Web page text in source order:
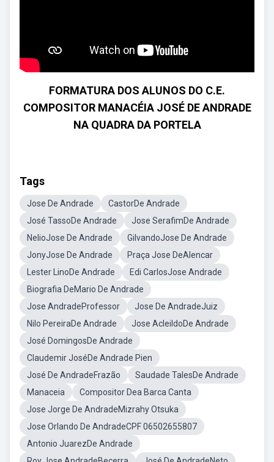
FORMATURA DOS ALUNOS DO C.E.
COMPOSITOR MANACÉIA JOSÉ DE ANDRADE
NA QUADRA DA PORTELA
Tags
Jose De Andrade
CastorDe Andrade
José TassoDe Andrade
Jose SerafimDe Andrade
NelioJose De Andrade
GilvandoJose De Andrade
JonyJose De Andrade
Praça Jose DeAlencar
Lester LinoDe Andrade
Edi CarlosJose Andrade
Biografia DeMario De Andrade
Jose AndradeProfessor
Jose De AndradeJuiz
Nilo PereiraDe Andrade
Jose AcleildoDe Andrade
José DomingosDe Andrade
Claudemir JoséDe Andrade Pien
José De AndradeFrazão
Saudade TalesDe Andrade
Manaceia
Compositor Dea Barca Canta
Jose Jorge De AndradeMizrahy Otsuka
Jose Orlando De AndradeCPF 06502655807
Antonio JuarezDe Andrade